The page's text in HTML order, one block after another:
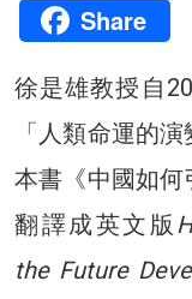
Share
徐是雄教授自
「人類命運的
本書《中國如何
翻譯成英文版
the Future